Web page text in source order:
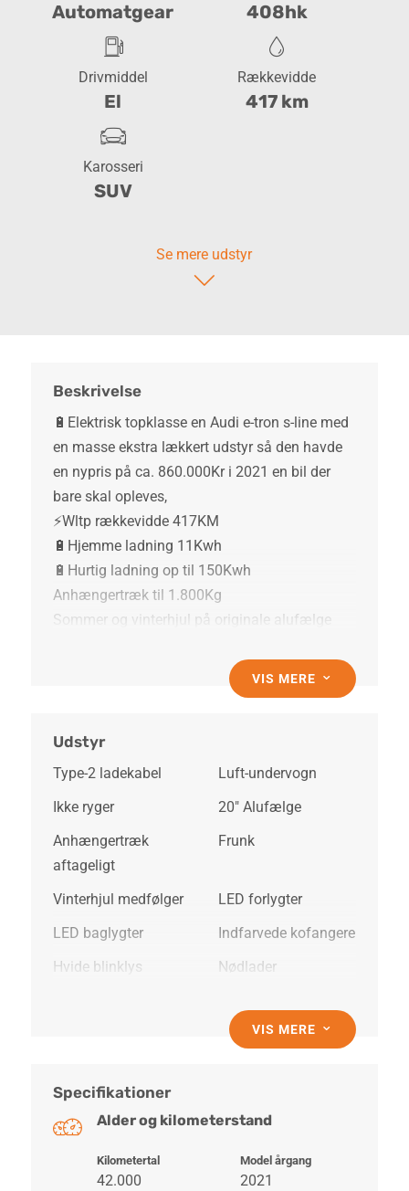
Automatgear 408hk
Drivmiddel
El
Rækkevidde
417 km
Karosseri
SUV
Se mere udstyr
Beskrivelse
🔋Elektrisk topklasse en Audi e-tron s-line med
en masse ekstra lækkert udstyr så den havde
en nypris på ca. 860.000Kr i 2021 en bil der
bare skal opleves,
⚡️Wltp rækkevidde 417KM
🔋Hjemme ladning 11Kwh
🔋Hurtig ladning op til 150Kwh
Anhængertræk til 1.800Kg
Sommer og vinterhjul på originale alufælge
Vi tilbyder op til 36 Cargarantie på vores biler
VIS MERE 3
Udstyr
Type-2 ladekabel
Luft-undervogn
Ikke ryger
20" Alufælge
Anhængertræk
aftageligt
Frunk
Vinterhjul medfølger
LED forlygter
LED baglygter
Indfarvede kofangere
Hvide blinklys
Nødlader
Apple CarPlay
Digital
instrumentering
El-foldbare spejle m.
El-håndbremse
VIS MERE 3
Specifikationer
Alder og kilometerstand
Kilometertal
42.000
Model årgang
2021